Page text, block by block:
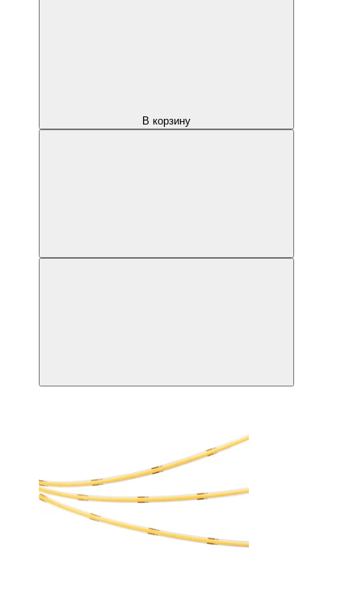
В корзину